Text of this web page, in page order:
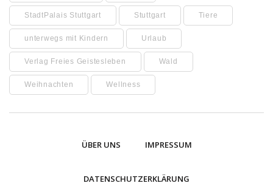
StadtPalais Stuttgart Stuttgart Tiere
unterwegs mit Kindern Urlaub
Verlag Freies Geistesleben Wald
Weihnachten Wellness
ÜBER UNS IMPRESSUM
DATENSCHUTZERKLÄRUNG